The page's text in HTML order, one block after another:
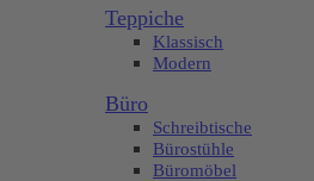
Teppiche
Klassisch
Modern
Büro
Schreibtische
Bürostühle
Büromöbel